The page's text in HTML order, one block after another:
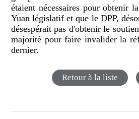
étaient nécessaires pour obtenir
Yuan législatif et que le DPP,
désespérait pas d'obtenir le
majorité pour faire invalider la
dernier.
Retour à la liste